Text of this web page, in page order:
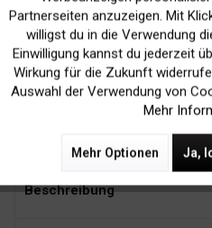
Kein Verlust der
Druckergarantie
Zubehör 13
Beschreibung
Marketing
Tracking
Partnerseiten anzuzeigen. Mit
willigst du in die Verwendung
Einwilligung kannst du jederzeit
Wirkung für die Zukunft
Auswahl der Verwendung von
Mehr
Mehr Optionen Ja,